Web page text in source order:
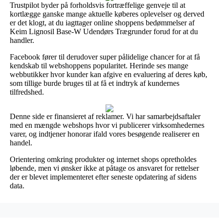
Trustpilot byder på forholdsvis fortræffelige genveje til at
kortlægge ganske mange aktuelle køberes oplevelser og derved
er det klogt, at du iagttager online shoppens bedømmelser af
Keim Lignosil Base-W Udendørs Trægrunder forud for at du
handler.
Facebook fører til derudover super pålidelige chancer for at få
kendskab til webshoppens popularitet. Herinde ses mange
webbutikker hvor kunder kan afgive en evaluering af deres køb,
som tillige burde bruges til at få et indtryk af kundernes
tilfredshed.
Denne side er finansieret af reklamer. Vi har samarbejdsaftaler
med en mængde webshops hvor vi publicerer virksomhedernes
varer, og indtjener honorar ifald vores besøgende realiserer en
handel.
Orientering omkring produkter og internet shops opretholdes
løbende, men vi ønsker ikke at påtage os ansvaret for rettelser
der er blevet implementeret efter seneste opdatering af sidens
data.